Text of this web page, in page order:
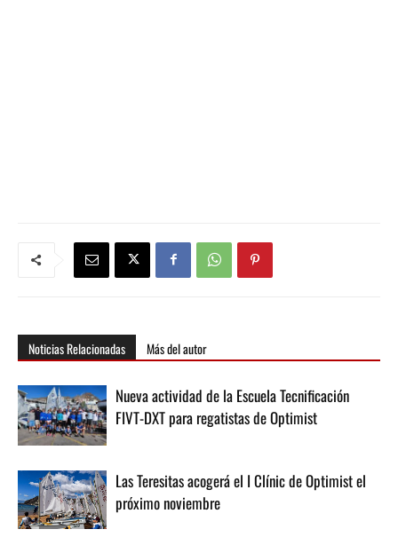
Noticias Relacionadas Más del autor
Nueva actividad de la Escuela Tecnificación
FIVT-DXT para regatistas de Optimist
Las Teresitas acogerá el I Clínic de Optimist el
próximo noviembre